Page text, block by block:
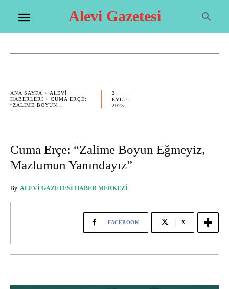
Alevi Gazetesi
ANA SAYFA
ALEVI
HABERLERI
CUMA ERÇE:
“ZALIME BOYUN...
2
EYLÜL
2025
Cuma Erçe: “Zalime Boyun Eğmeyiz,
Mazlumun Yanındayız”
By ALEVI GAZETESI HABER MERKEZI
FACEBOOK X